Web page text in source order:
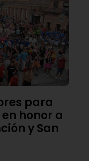
para
honor a
y San